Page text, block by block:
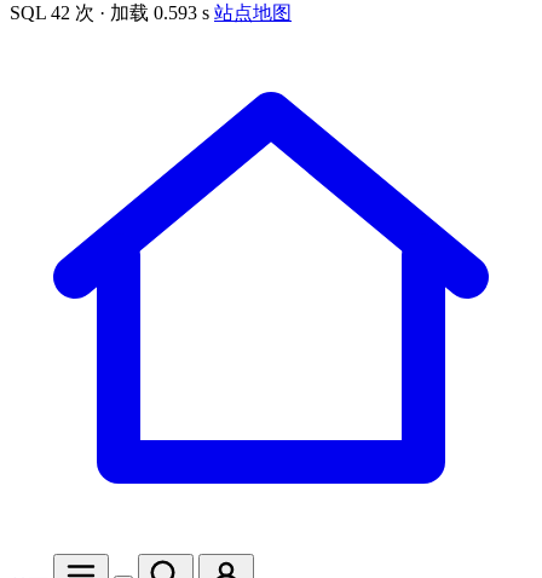
SQL 42 次 · 加载 0.593 s 站点地图